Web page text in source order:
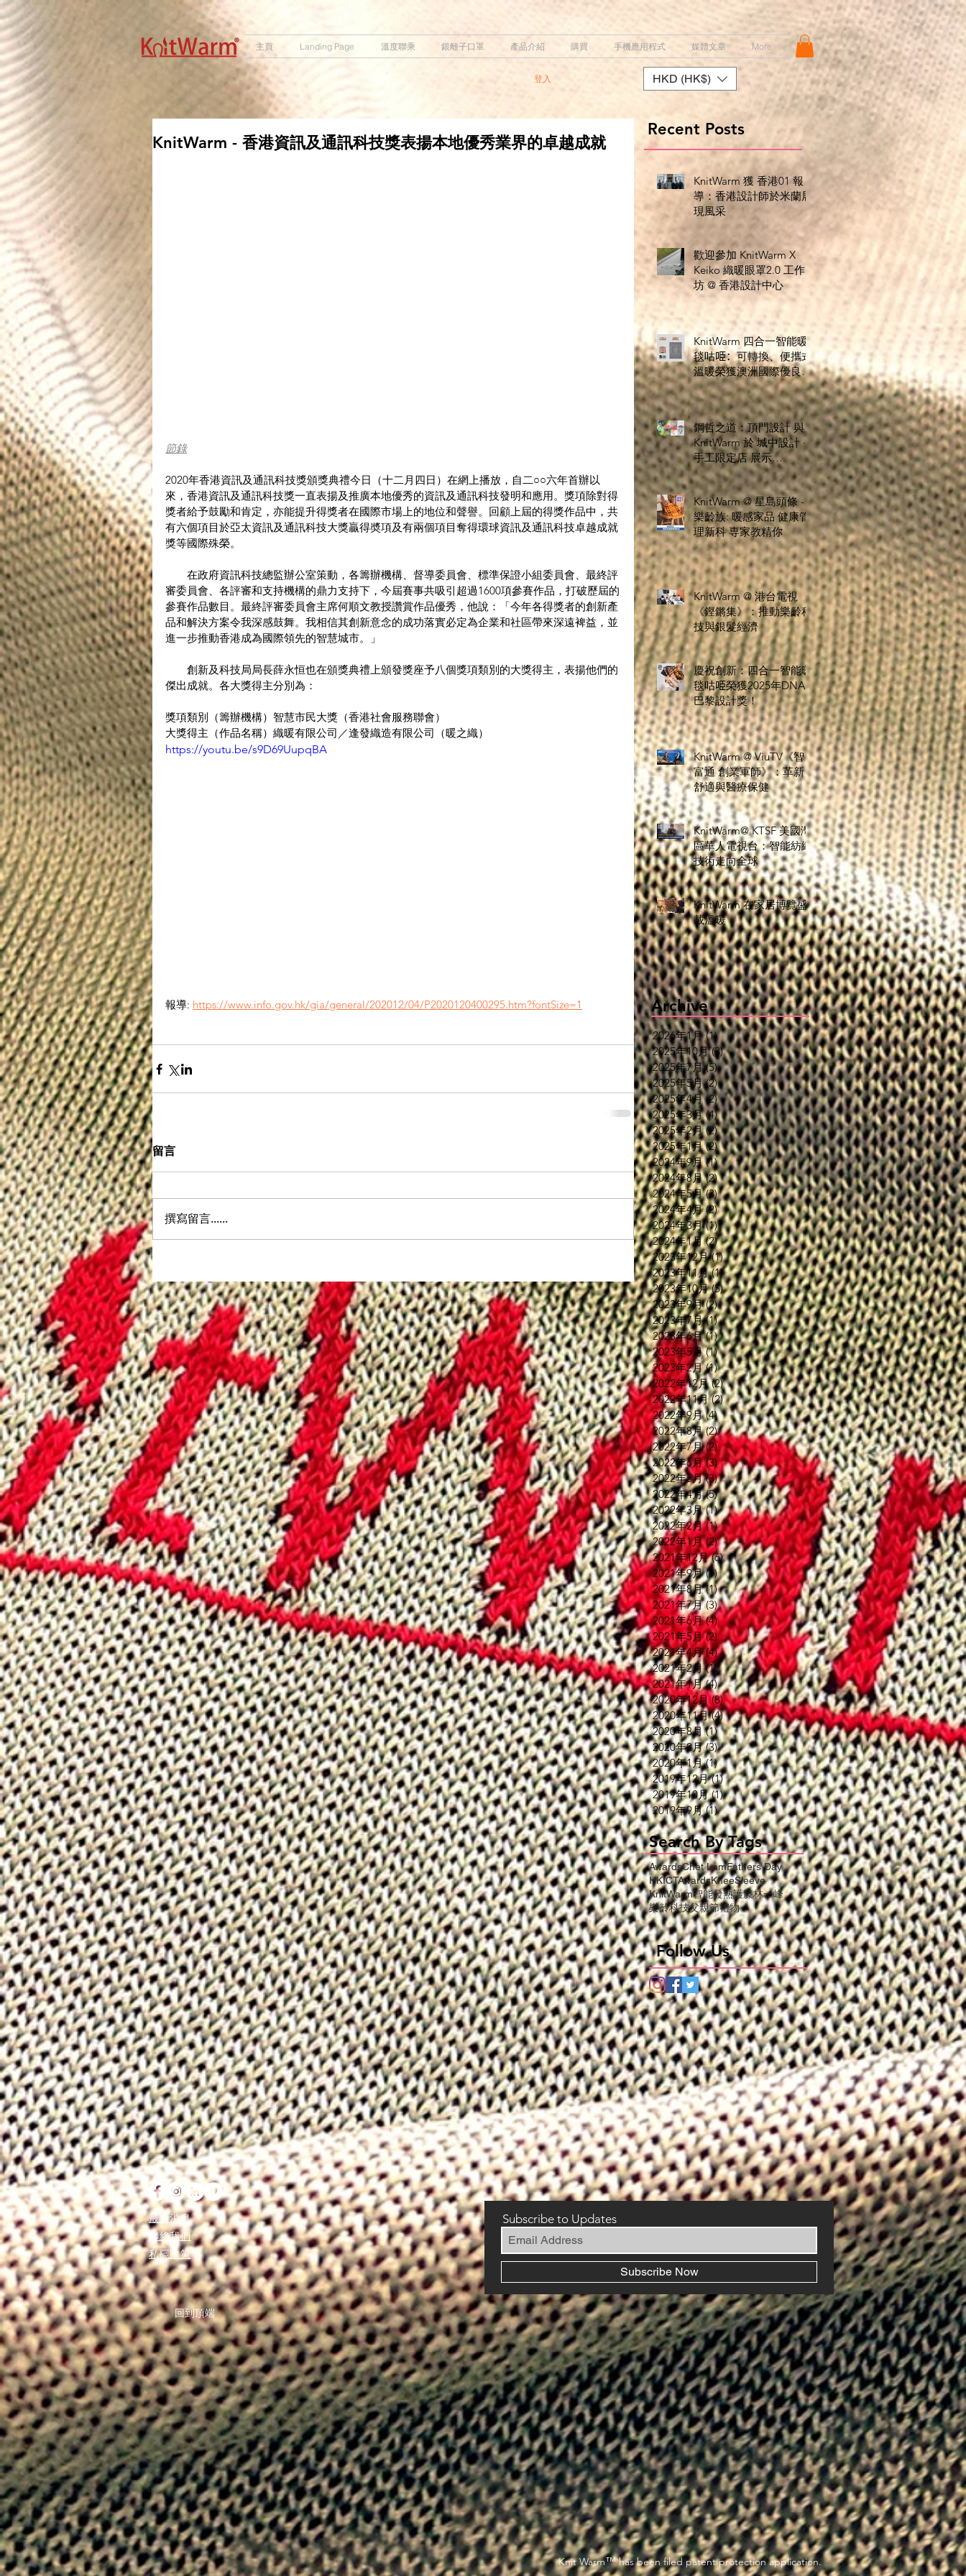
572551280147533 572551280147533 166985120552283 242382724095172
主頁 Landing Page 溫度聯乘 銀離子口罩 產品介紹 購買 手機應用程式 媒體文章 More
登入 HKD (HK$)
KnitWarm - 香港資訊及通訊科技獎表揚本地優秀業界的卓越成就
節錄
2020年香港資訊及通訊科技獎頒獎典禮今日（十二月四日）在網上播放，自二○○六年首辦以
來，香港資訊及通訊科技獎一直表揚及推廣本地優秀的資訊及通訊科技發明和應用。獎項除對得
獎者給予鼓勵和肯定，亦能提升得獎者在國際市場上的地位和聲譽。回顧上屆的得獎作品中，共
有六個項目於亞太資訊及通訊科技大獎贏得奬項及有兩個項目奪得環球資訊及通訊科技卓越成就
獎等國際殊榮。
在政府資訊科技總監辦公室策動，各籌辦機構、督導委員會、標準保證小組委員會、最終評
審委員會、各評審和支持機構的鼎力支持下，今屆賽事共吸引超過1600項參賽作品，打破歷屆的
參賽作品數目。最終評審委員會主席何順文教授讚賞作品優秀，他說：「今年各得獎者的創新產
品和解決方案令我深感鼓舞。我相信其創新意念的成功落實必定為企業和社區帶來深遠裨益，並
進一步推動香港成為國際領先的智慧城市。」
創新及科技局局長薛永恒也在頒獎典禮上頒發獎座予八個獎項類別的大獎得主，表揚他們的
傑出成就。各大獎得主分別為：
獎項類別（籌辦機構）智慧市民大獎（香港社會服務聯會）
大獎得主（作品名稱）織暖有限公司／逢發織造有限公司（暖之織）
https://youtu.be/s9D69UupqBA
報導: https://www.info.gov.hk/gia/general/202012/04/P2020120400295.htm?fontSize=1
留言
撰寫留言......
Recent Posts
KnitWarm 獲 香港01 報
導：香港設計師於米蘭展
現風采
歡迎參加 KnitWarm X
Keiko 織暖眼罩2.0 工作
坊 @ 香港設計中心
KnitWarm 四合一智能暖
毯咕𠱸：可轉換、便攜式
溫暖榮獲澳洲國際優良設
計獎
鋼哲之道：頂門設計 與
KnitWarm 於 城中設計 ·
手工限定店 展示
Stoolationship - 椅緣共
暖 創新設計
KnitWarm @ 星島頭條 -
樂齡族: 暖感家品 健康管
理新科 専家教精你
KnitWarm @ 港台電視
《鏗鏘集》：推動樂齡科
技與銀髮經濟
慶祝創新：四合一智能暖
毯咕𠱸榮獲2025年DNA
巴黎設計獎！
KnitWarm @ ViuTV《智
富通 創業軍師》：革新
舒適與醫療保健
KnitWarm@ KTSF 美國灣
區華人電視台：智能紡織
技術走向全球
KnitWarm 在家居博覽盛
載溫暖
Archive
2026年1月 (1)1 篇文章
2025年10月 (3)3 篇文章
2025年7月 (5)5 篇文章
2025年5月 (2)2 篇文章
2025年4月 (2)2 篇文章
2025年3月 (4)4 篇文章
2025年2月 (2)2 篇文章
2025年1月 (2)2 篇文章
2024年9月 (1)1 篇文章
2024年8月 (2)2 篇文章
2024年5月 (3)3 篇文章
2024年4月 (2)2 篇文章
2024年3月 (1)1 篇文章
2024年1月 (2)2 篇文章
2023年12月 (1)1 篇文章
2023年11月 (1)1 篇文章
2023年10月 (5)5 篇文章
2023年9月 (2)2 篇文章
2023年7月 (1)1 篇文章
2023年6月 (1)1 篇文章
2023年5月 (1)1 篇文章
2023年2月 (1)1 篇文章
2022年12月 (2)2 篇文章
2022年11月 (2)2 篇文章
2022年9月 (4)4 篇文章
2022年8月 (2)2 篇文章
2022年7月 (2)2 篇文章
2022年6月 (3)3 篇文章
2022年5月 (3)3 篇文章
2022年4月 (5)5 篇文章
2022年3月 (1)1 篇文章
2022年2月 (1)1 篇文章
2022年1月 (2)2 篇文章
2021年12月 (6)6 篇文章
2021年9月 (1)1 篇文章
2021年8月 (1)1 篇文章
2021年7月 (3)3 篇文章
2021年6月 (4)4 篇文章
2021年5月 (2)2 篇文章
2021年4月 (4)4 篇文章
2021年2月 (1)1 篇文章
2021年1月 (4)4 篇文章
2020年12月 (8)8 篇文章
2020年11月 (4)4 篇文章
2020年8月 (1)1 篇文章
2020年2月 (3)3 篇文章
2020年1月 (1)1 篇文章
2019年12月 (1)1 篇文章
2019年10月 (1)1 篇文章
2019年9月 (1)1 篇文章
Search By Tags
AwardsChet LamFathers Day
HKICTAwardsKneeSleeve
KnitWarm智能發熱護膝林一峰
樂齡科技父親節禮物
Follow Us
最新消息
聯絡我們
私隱政策
回到頂端
Subscribe to Updates
Subscribe Now
Knit Warm™has been filed patent protection application.